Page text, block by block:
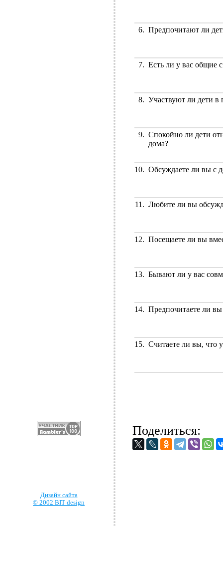
6. Предпочитают ли
7. Есть ли у вас общие
8. Участвуют ли дети в
9. Спокойно ли дети
дома?
10. Обсуждаете ли вы с
11. Любите ли вы
12. Посещаете ли вы
13. Бывают ли у вас
14. Предпочитаете ли
15. Считаете ли вы, что
Поделиться:
Дизайн сайта
© 2002 BIT design